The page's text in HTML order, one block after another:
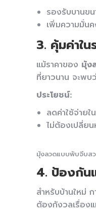
รองรับบานข
เพิ่มความมั่น
3. คุ้มค่าใน
แม้ราคาของ มุ้ง
ที่ยาวนาน จะพบ
ประโยชน์:
ลดค่าใช้จ่ายใ
ไม่ต้องเปลี่ย
มุ้งลวดแบบพับจีบส
4. ป้องกัน
สำหรับบ้านใหม่
ต้องกังวลเรื่อง